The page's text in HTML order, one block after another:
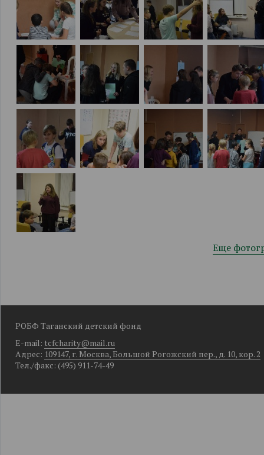
Еще
РОБФ Таганский детский фонд
E-mail: tcfcharity@mail.ru
Адрес: 109147, г. Москва, Большой Рогожский пер., д. 10, кор. 2
Тел./факс: (495) 911-74-49